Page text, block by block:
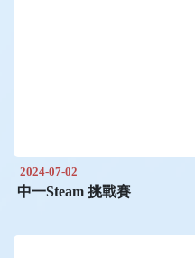
2024-07-02
中一Steam 挑戰賽